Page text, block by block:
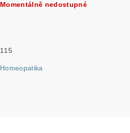
Momentálně nedostupné
115
Homeopatika